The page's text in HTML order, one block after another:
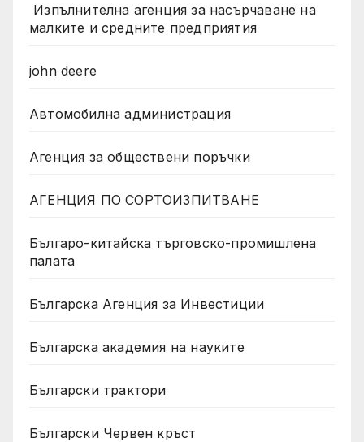
Изпълнителна агенция за насърчаване на
малките и средните предприятия
john deere
Автомобилна администрация
Агенция за обществени поръчки
АГЕНЦИЯ ПО СОРТОИЗПИТВАНЕ
Българо-китайска търговско-промишлена
палата
Българска Агенция за Инвестиции
Българска академия на науките
Български трактори
Български Червен кръст